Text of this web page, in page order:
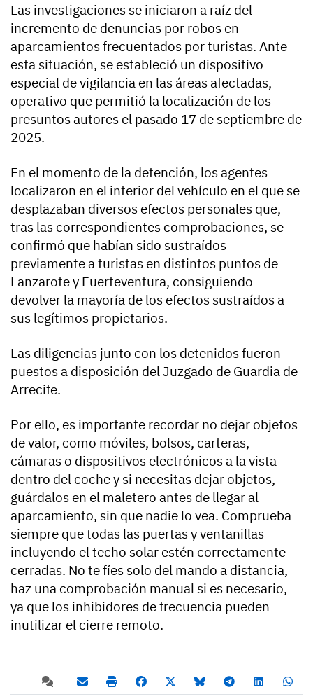
Las investigaciones se iniciaron a raíz del
incremento de denuncias por robos en
aparcamientos frecuentados por turistas. Ante
esta situación, se estableció un dispositivo
especial de vigilancia en las áreas afectadas,
operativo que permitió la localización de los
presuntos autores el pasado 17 de septiembre de
2025.
En el momento de la detención, los agentes
localizaron en el interior del vehículo en el que se
desplazaban diversos efectos personales que,
tras las correspondientes comprobaciones, se
confirmó que habían sido sustraídos
previamente a turistas en distintos puntos de
Lanzarote y Fuerteventura, consiguiendo
devolver la mayoría de los efectos sustraídos a
sus legítimos propietarios.
Las diligencias junto con los detenidos fueron
puestos a disposición del Juzgado de Guardia de
Arrecife.
Por ello, es importante recordar no dejar objetos
de valor, como móviles, bolsos, carteras,
cámaras o dispositivos electrónicos a la vista
dentro del coche y si necesitas dejar objetos,
guárdalos en el maletero antes de llegar al
aparcamiento, sin que nadie lo vea. Comprueba
siempre que todas las puertas y ventanillas
incluyendo el techo solar estén correctamente
cerradas. No te fíes solo del mando a distancia,
haz una comprobación manual si es necesario,
ya que los inhibidores de frecuencia pueden
inutilizar el cierre remoto.